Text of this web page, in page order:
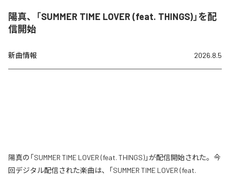
陽真、「SUMMER TIME LOVER (feat. THINGS)」を配
信開始
新曲情報 2026.8.5
陽真の「SUMMER TIME LOVER (feat. THINGS)」が配信開始された。今
回デジタル配信された楽曲は、「SUMMER TIME LOVER (feat.